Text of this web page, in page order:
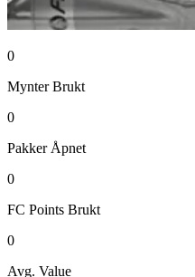
0
Mynter Brukt
0
Pakker Åpnet
0
FC Points Brukt
0
Avg. Value